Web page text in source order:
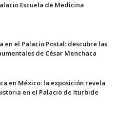
Escuela de Medicina
en el Palacio Postal: descubre las
de César Menchaca
en México: la exposición revela
en el Palacio de Iturbide